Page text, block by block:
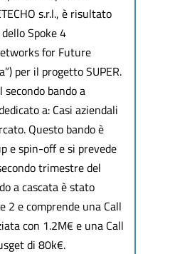
s.r.l., è risultato
Spoke 4
for Future
per il progetto SUPER.
secondo bando a
a: Casi aziendali
Questo bando è
e spin-off e si prevede
trimestre del
a cascata è stato
2 e comprende una Call
con 1.2M€ e una Call
di 80k€.